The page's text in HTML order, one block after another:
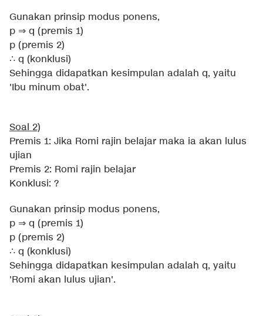
Gunakan prinsip modus ponens,
p ⇒ q (premis 1)
p (premis 2)
∴ q (konklusi)
Sehingga didapatkan kesimpulan adalah q, yaitu
'Ibu minum obat'.
Soal 2)
Premis 1: Jika Romi rajin belajar maka ia akan lulus
ujian
Premis 2: Romi rajin belajar
Konklusi: ?
Gunakan prinsip modus ponens,
p ⇒ q (premis 1)
p (premis 2)
∴ q (konklusi)
Sehingga didapatkan kesimpulan adalah q, yaitu
'Romi akan lulus ujian'.